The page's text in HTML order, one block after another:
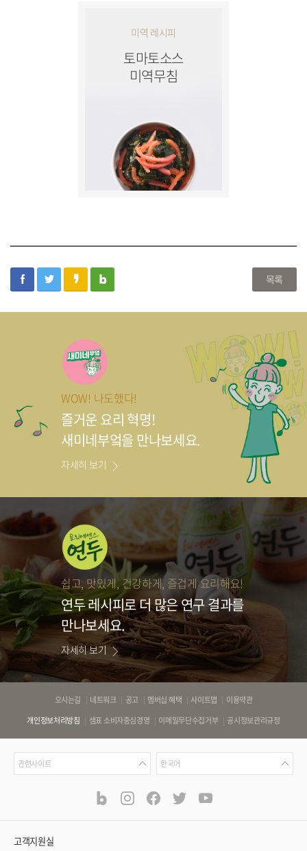
미역 레시피
토마토소스
미역무침
facebooktwitter kakaostory
blog 목록
WOW! 나도했다!
즐거운 요리 혁명!
새미네부엌을 만나보세요.
자세히 보기
쉽고, 맛있게, 건강하게, 즐겁게 요리해요!
연두 레시피로더 많은 연구 결과를
만나보세요.
자세히 보기
오시는길 네트워크 공고 멤버십 혜택 사이트맵
이용약관
개인정보처리방침
샘표 소비자중심경영 이메일무단수집거부 공시정보관리규정
관
련
관련사이트
언
어
한국어
널
blog instagramfacebook
twitter
고객지원실